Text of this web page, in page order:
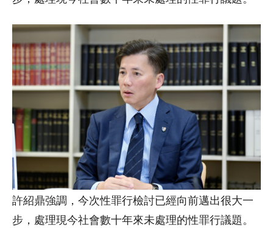
許紹鼎強調，今次性罪行檢討已經向前邁出很大一
步，處理現今社會數十年來未處理的性罪行議題。